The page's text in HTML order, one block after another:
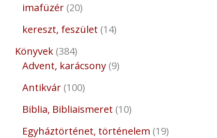
imafüzér 20
kereszt, feszület 14
Könyvek 384
Advent, karácsony 9
Antikvár 100
Biblia, Bibliaismeret 10
Egyháztörténet, történelem 19